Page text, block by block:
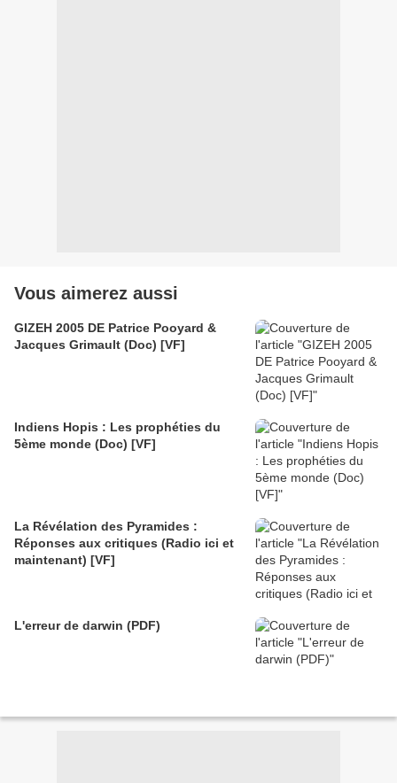
Vous aimerez aussi
GIZEH 2005 DE Patrice Pooyard &
Jacques Grimault (Doc) [VF]
Indiens Hopis : Les prophéties du
5ème monde (Doc) [VF]
La Révélation des Pyramides :
Réponses aux critiques (Radio ici et
maintenant) [VF]
L'erreur de darwin (PDF)